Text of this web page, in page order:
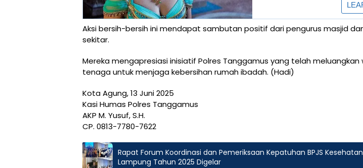
Aksi bersih-bersih ini mendapat sambutan positif dari pengurus masjid
sekitar.
Mereka mengapresiasi inisiatif Polres Tanggamus yang telah meluangkan
tenaga untuk menjaga kebersihan rumah ibadah. (Hadi)
Kota Agung, 13 Juni 2025
Kasi Humas Polres Tanggamus
AKP M. Yusuf, S.H.
CP. 0813-7780-7622
Rapat Forum Koordinasi dan Pemeriksaan Kepatuhan BPJS
Lampung Tahun 2025 Digelar